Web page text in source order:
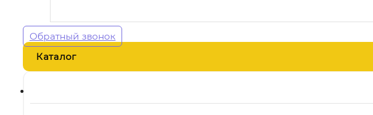
Обратный звонок
Каталог